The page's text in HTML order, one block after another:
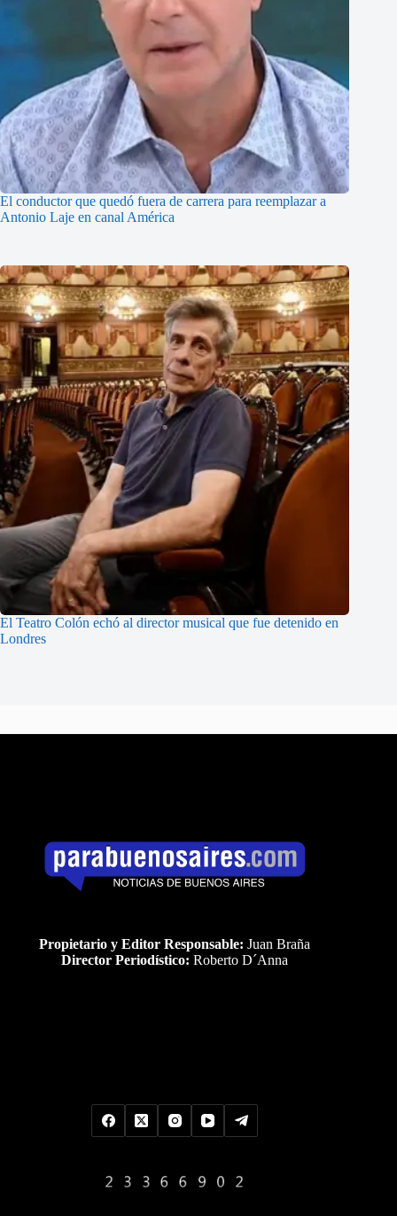
El conductor que quedó fuera de carrera para reemplazar a
Antonio Laje en canal América
El Teatro Colón echó al director musical que fue detenido en
Londres
Propietario y Editor Responsable: Juan Braña
Director Periodístico: Roberto D´Anna